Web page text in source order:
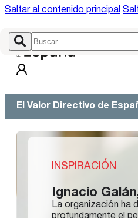
Saltar al contenido principal
El Valor Directivo de
INSPIRACIÓN
Ignacio
La organización ha
profundamente el